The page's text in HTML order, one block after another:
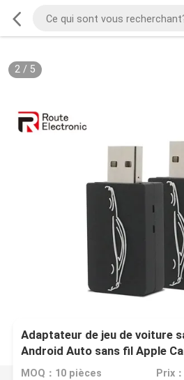
2/ 5
Adaptateur de jeu de voiture
Android Auto sans fil Apple
Carplay filaire
MOQ：10 pièces Prix